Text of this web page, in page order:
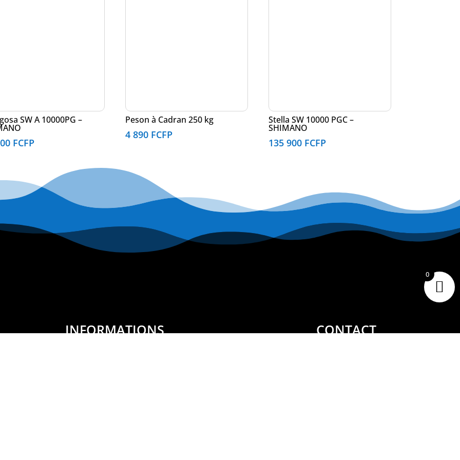
SW A 10000PG –
FCFP
Peson à Cadran 250 kg
4 890 FCFP
Stella SW 10000 PGC –
SHIMANO
135 900 FCFP
INFORMATIONS CONTACT
0